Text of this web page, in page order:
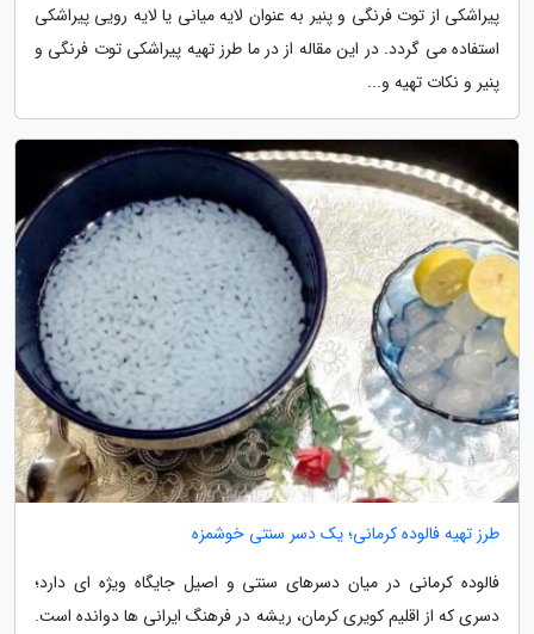
پیراشکی از توت فرنگی و پنیر به عنوان لایه میانی یا لایه رویی پیراشکی
استفاده می گردد. در این مقاله از در ما طرز تهیه پیراشکی توت فرنگی و
پنیر و نکات تهیه و...
طرز تهیه فالوده کرمانی؛ یک دسر سنتی خوشمزه
فالوده کرمانی در میان دسرهای سنتی و اصیل جایگاه ویژه ای دارد؛
دسری که از اقلیم کویری کرمان، ریشه در فرهنگ ایرانی ها دوانده است.